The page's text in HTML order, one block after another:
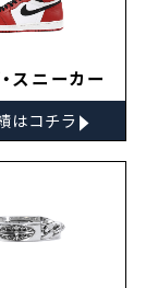
スニーカー
はコチラ ▸